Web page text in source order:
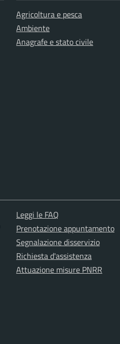
Agricoltura e pesca
Ambiente
Anagrafe e stato civile
Leggi le FAQ
Prenotazione appuntamento
Segnalazione disservizio
Richiesta d'assistenza
Attuazione misure PNRR